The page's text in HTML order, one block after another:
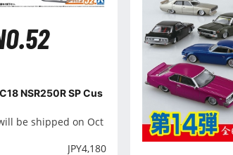
NSR250R SP Cus
be shipped on Oct
JPY4,180